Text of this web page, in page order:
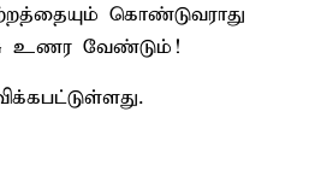
கொண்டுவராது
உணர வேண்டும்!